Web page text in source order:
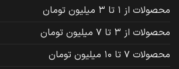
محصولات از 1 تا 3 میلیون تومان
محصولات از 3 تا 7 میلیون تومان
محصولات 7 تا 10 میلیون تومان